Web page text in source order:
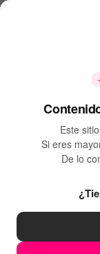
Este
Si eres
De lo
entra con
de no
tierna, lengua
espera
y no le da
tragando,
Después